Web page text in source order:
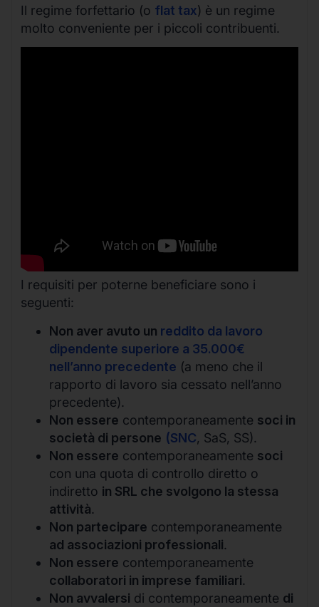
Il regime forfettario (o flat tax) è un regime
molto conveniente per i piccoli contribuenti.
I requisiti per poterne beneficiare sono i
seguenti:
Non aver avuto un reddito da lavoro
dipendente superiore a 35.000€
nell’anno precedente (a meno che il
rapporto di lavoro sia cessato nell’anno
precedente).
Non essere contemporaneamente soci in
società di persone (SNC, SaS, SS).
Non essere contemporaneamente soci
con una quota di controllo diretto o
indiretto in SRL che svolgono la stessa
attività.
Non partecipare contemporaneamente
ad associazioni professionali.
Non essere contemporaneamente
collaboratori in imprese familiari.
Non avvalersi di contemporaneamente di